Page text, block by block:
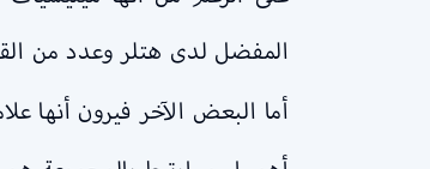
المفضل لدى هتلر وعدد من
أما البعض الآخر فيرون أنها